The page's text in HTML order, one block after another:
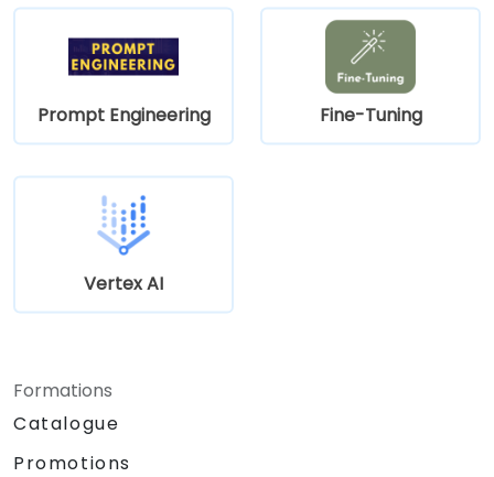
Prompt Engineering Fine-Tuning
Vertex AI
Formations
Catalogue
Promotions